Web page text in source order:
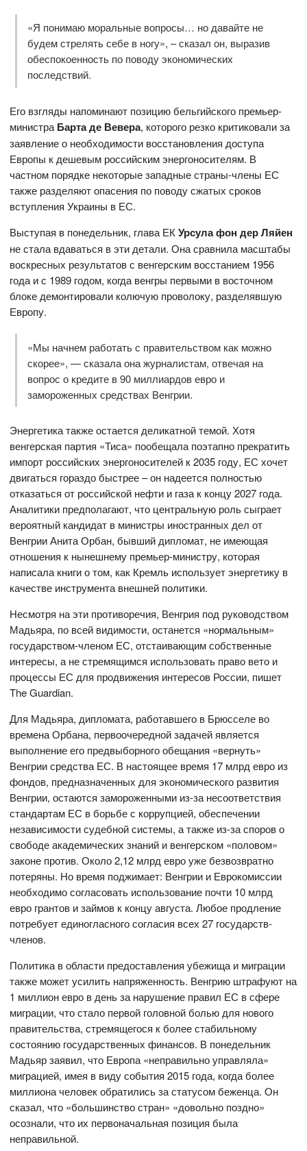
«Я понимаю моральные вопросы… но давайте не
будем стрелять себе в ногу», – сказал он, выразив
обеспокоенность по поводу экономических
последствий.
Его взгляды напоминают позицию бельгийского премьер-
министра Барта де Вевера, которого резко критиковали за
заявление о необходимости восстановления доступа
Европы к дешевым российским энергоносителям. В
частном порядке некоторые западные страны-члены ЕС
также разделяют опасения по поводу сжатых сроков
вступления Украины в ЕС.
Выступая в понедельник, глава ЕК Урсула фон дер Ляйен
не стала вдаваться в эти детали. Она сравнила масштабы
воскресных результатов с венгерским восстанием 1956
года и с 1989 годом, когда венгры первыми в восточном
блоке демонтировали колючую проволоку, разделявшую
Европу.
«Мы начнем работать с правительством как можно
скорее», — сказала она журналистам, отвечая на
вопрос о кредите в 90 миллиардов евро и
замороженных средствах Венгрии.
Энергетика также остается деликатной темой. Хотя
венгерская партия «Тиса» пообещала поэтапно прекратить
импорт российских энергоносителей к 2035 году, ЕС хочет
двигаться гораздо быстрее – он надеется полностью
отказаться от российской нефти и газа к концу 2027 года.
Аналитики предполагают, что центральную роль сыграет
вероятный кандидат в министры иностранных дел от
Венгрии Анита Орбан, бывший дипломат, не имеющая
отношения к нынешнему премьер-министру, которая
написала книги о том, как Кремль использует энергетику в
качестве инструмента внешней политики.
Несмотря на эти противоречия, Венгрия под руководством
Мадьяра, по всей видимости, останется «нормальным»
государством-членом ЕС, отстаивающим собственные
интересы, а не стремящимся использовать право вето и
процессы ЕС для продвижения интересов России, пишет
The Guardian.
Для Мадьяра, дипломата, работавшего в Брюсселе во
времена Орбана, первоочередной задачей является
выполнение его предвыборного обещания «вернуть»
Венгрии средства ЕС. В настоящее время 17 млрд евро из
фондов, предназначенных для экономического развития
Венгрии, остаются замороженными из-за несоответствия
стандартам ЕС в борьбе с коррупцией, обеспечении
независимости судебной системы, а также из-за споров о
свободе академических знаний и венгерском «половом»
законе против. Около 2,12 млрд евро уже безвозвратно
потеряны. Но время поджимает: Венгрии и Еврокомиссии
необходимо согласовать использование почти 10 млрд
евро грантов и займов к концу августа. Любое продление
потребует единогласного согласия всех 27 государств-
членов.
Политика в области предоставления убежища и миграции
также может усилить напряженность. Венгрию штрафуют на
1 миллион евро в день за нарушение правил ЕС в сфере
миграции, что стало первой головной болью для нового
правительства, стремящегося к более стабильному
состоянию государственных финансов. В понедельник
Мадьяр заявил, что Европа «неправильно управляла»
миграцией, имея в виду события 2015 года, когда более
миллиона человек обратились за статусом беженца. Он
сказал, что «большинство стран» «довольно поздно»
осознали, что их первоначальная позиция была
неправильной.